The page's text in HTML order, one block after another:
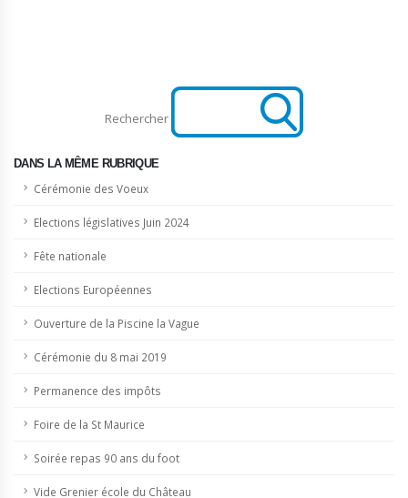
Rechercher
DANS LA MÊME RUBRIQUE
Cérémonie des Voeux
Elections législatives Juin 2024
Fête nationale
Elections Européennes
Ouverture de la Piscine la Vague
Cérémonie du 8 mai 2019
Permanence des impôts
Foire de la St Maurice
Soirée repas 90 ans du foot
Vide Grenier école du Château